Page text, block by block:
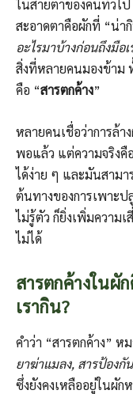
ในสายตาของคนทั่วไ
สะอาดตาคือผักที่ “น่า
อะไรมาบ้างก่อนถึงมือเ
สิ่งที่หลายคนมองข้าม
คือ “สารตกค้าง”
หลายคนเชื่อว่าการล้า
พอแล้ว แต่ความจริงคื
ได้ง่าย ๆ และมันสาม
ต้นทางของการเพาะป
ไม่รู้ตัว ก็ยิ่งเพิ่มความเ
ไม่ได้
สารตกค้างในผั
เรากิน?
คำว่า “สารตกค้าง” ห
ยาฆ่าแมลง, สารป้องกั
ซึ่งยังคงเหลืออยู่ในผัก